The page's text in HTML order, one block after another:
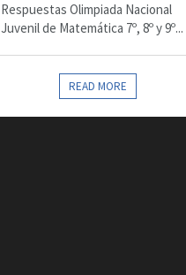
Respuestas Olimpiada Nacional
Juvenil de Matemática 7º, 8º y 9º...
READ MORE